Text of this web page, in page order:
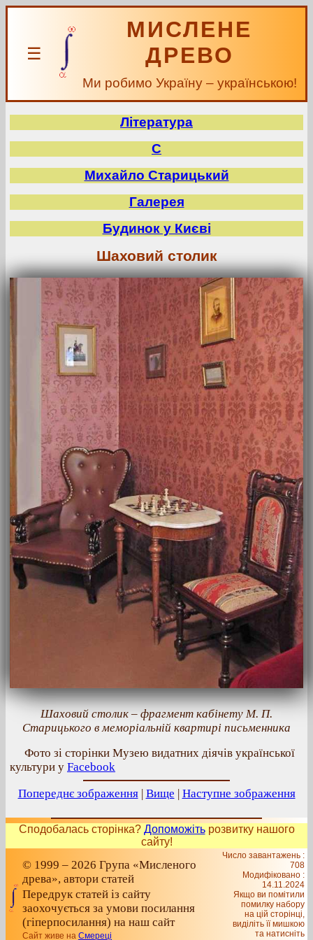
☰
МИСЛЕНЕ
ДРЕВО
Ми робимо Україну – українською!
Література
С
Михайло Старицький
Галерея
Будинок у Києві
Шаховий столик
Шаховий столик – фрагмент кабінету М. П.
Старицького в меморіальній квартирі письменника
Фото зі сторінки Музею видатних діячів української
культури у Facebook
Попереднє зображення| Вище Наступне зображення
Сподобалась сторінка? Допоможітьрозвитку нашого
сайту!
© 1999 – 2026 Група «Мисленого
древа», автори статей
Передрук статей із сайту
заохочується за умови посилання
(гіперпосилання) на наш сайт
Сайт живе на Смереці
Число завантажень :
708
Модифіковано :
14.11.2024
Якщо ви помітили
помилку набору
на цiй сторiнцi,
видiлiть її мишкою
та натисніть